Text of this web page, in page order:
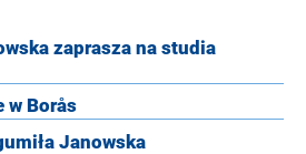
zaprasza na studia
w Borås
Janowska